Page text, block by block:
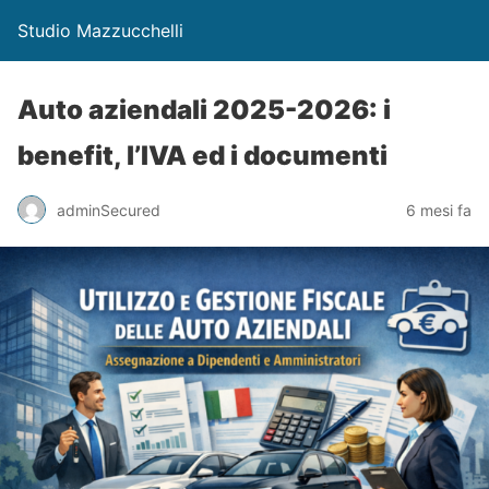
Studio Mazzucchelli
Auto aziendali 2025-2026: i
benefit, l’IVA ed i documenti
adminSecured 6 mesi fa